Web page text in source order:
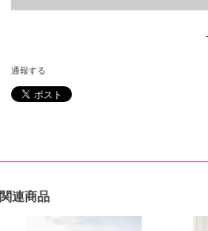
通報する
関連商品